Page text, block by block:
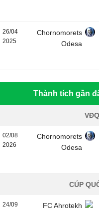
26/04
2025
Chornomorets
Odesa
Thành tích gần
02/08
2026
Chornomorets
Odesa
CÚP
24/09
FC Ahrotekh